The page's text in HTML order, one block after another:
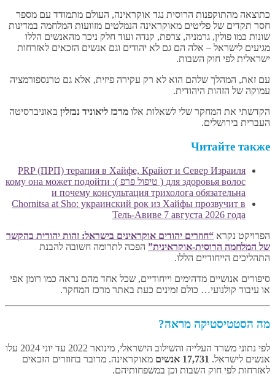
כתוצאה מהתוקפנות הרוסית נגד אוקראינה, העולם מתמודד עם מספר
חסר תקדים של פליטים מאוקראינה הנמלטים מזוועות המלחמה במדינות
שונות כמו פולין, גרמניה, צרפת, קנדה ועוד חלק ניכר מהאנשים הללו
מגיעים לישראל – אלה הם גם לא יהודים וגם אנשים הזכאים לאזרחות
ישראלית לפי חוק השבות.
עם זאת, המהלך שלהם הוא לא רק עקירה פיזית, אלא גם טרנספורמציה
עמוקה של הזהות היהודית.
הקדשתי את המחקר שלי לשאלות אלו מרכז ליאוניד נבזלין באוניברסיטה
העברית בירושלים.
Читайте также
PRP (ПРП) терапия в Хайфе, Крайот и Север Израиля
для здоровья волос ( טיפול פרפ ): кому она может подойти
и почему консультация трихолога обязательна
Chornitsa at Sho: украинский рок из Хайфы прозвучит в
Тель-Авиве 7 августа 2026 года
הפרויקט נקרא “חוזרים יהודים אוקראינים בישראל: זהות יהודית בהקשר
של המלחמה הרוסית-אוקראינית” הפכה לתרומה חשובה להבנת
התהליכים הייחודיים הללו.
סיפורים אנושיים מדהימים וייחודיים, שכל אחד מהם נראה כמו רומן אפי
או עיבוד קולנועי… כולם זמינים כעת באתר מרכז המחקר.
מה הסטטיסטיקה מראה?
לפי נתוני משרד העלייה והשילוב הישראלי, מינואר 2022 עד יוני 2024 עלו
אנשים לישראל. 17,731 אנשים
מאוקראינה. מדובר בחוזרים הזכאים
לאזרחות לפי חוק השבות וכן במשפחותיהם.